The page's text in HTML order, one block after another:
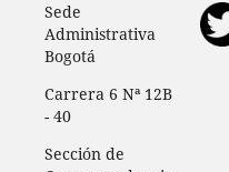
Sede
Administrativa
Bogotá
Carrera 6 Nª 12B
- 40
Sección de